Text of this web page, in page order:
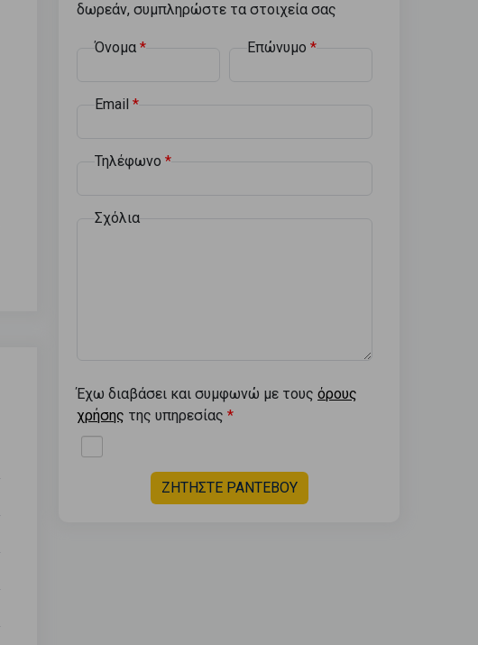
δωρεάν, συμπληρώστε τα στοιχεία σας
Όνομα Επώνυμο
Email
Τηλέφωνο
Σχόλια
Έχω διαβάσει και συμφωνώ με τους όρους
χρήσης της υπηρεσίας
ΖΗΤΗΣΤΕ ΡΑΝΤΕΒΟΥ